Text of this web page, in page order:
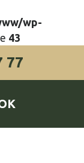
wp-
43
77